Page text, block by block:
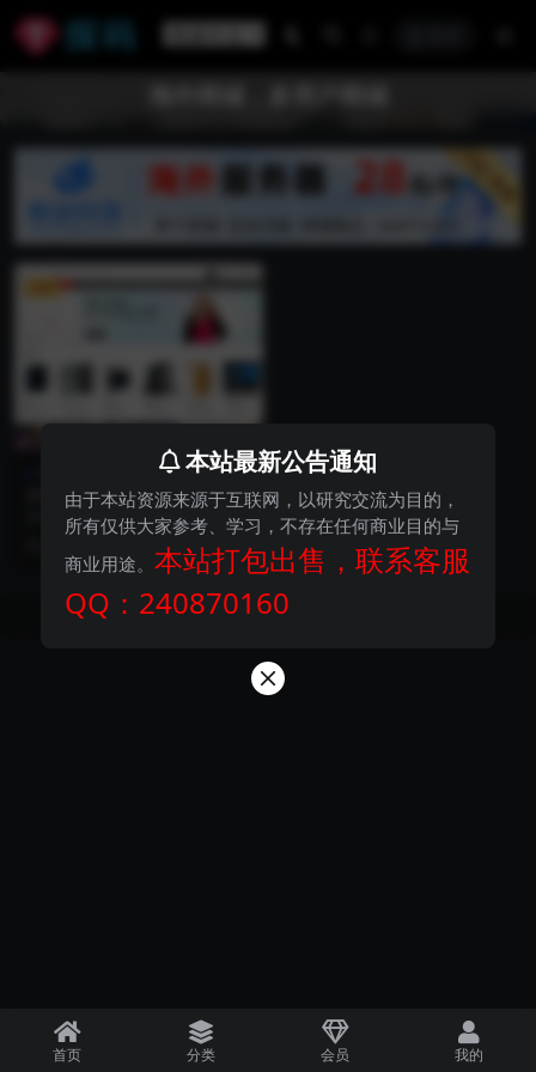
SY0028多语言多商家外贸商
城B2B2C供货代发跨境电商商
城系统PC+H5+APP多端
多语言多货币跨境电商系统源码pro
版带一件采集多商家入驻等功能
一、多语言支持 ...
1800
Copyright © 2024探码商城
首页 分类 会员 我的
本站最新公告通知
由于本站资源来源于互联网，以研究交流为目的，
所有仅供大家参考、学习，不存在任何商业目的与
商业用途。 本站打包出售，联系客服
QQ：240870160